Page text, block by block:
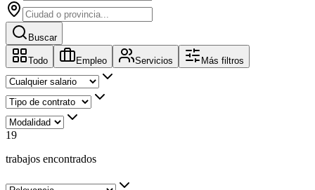
Buscar
Todo Empleo Servicios Más filtros
19
trabajos encontrados